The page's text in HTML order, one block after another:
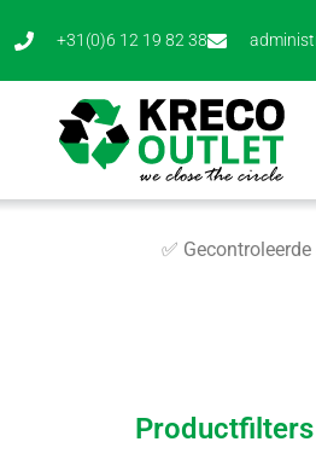
+31(0)6 12 19 82 38
✅
Productfilters